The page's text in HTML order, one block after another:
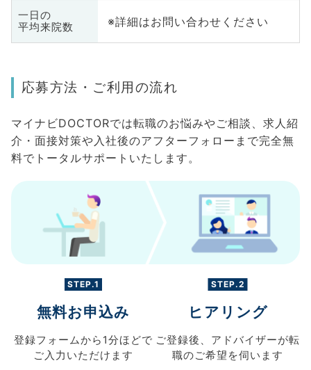
一日の
平均来院数
※詳細はお問い合わせください
応募方法・ご利用の流れ
マイナビDOCTORでは転職のお悩みやご相談、求人紹
介・面接対策や入社後のアフターフォローまで完全無
料でトータルサポートいたします。
STEP.1
無料お申込み
登録フォームから 1分ほどで
ご入力 いただけます
STEP.2
ヒアリング
ご登録後、 アドバイザーが転
職のご希望を伺います